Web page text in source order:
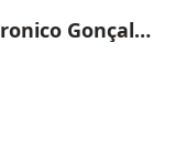
Geovanna Victoria Peronico Gonçalves